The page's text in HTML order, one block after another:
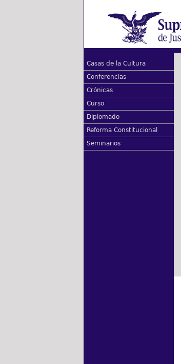
Casas de la Cultura
Conferencias
Crónicas
Curso
Diplomado
Reforma Constitucional
Seminarios